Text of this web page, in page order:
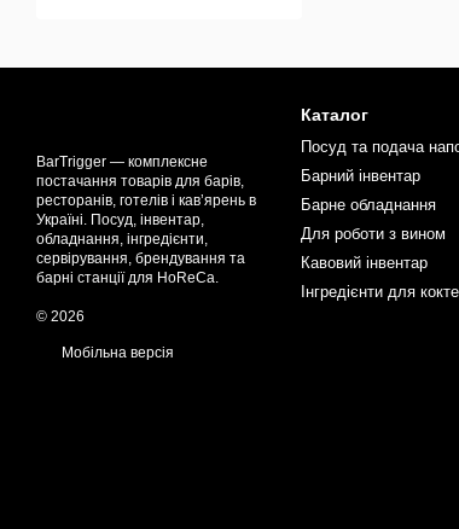
BarTrigger — комплексне
постачання товарів для барів,
ресторанів, готелів і кав’ярень в
Україні. Посуд, інвентар,
обладнання, інгредієнти,
сервірування, брендування та
барні станції для HoReCa.
© 2026
Мобільна версія
Каталог
Посуд та подача
Барний інвентар
Барне обладнання
Для роботи з вином
Кавовий інвентар
Інгредієнти для